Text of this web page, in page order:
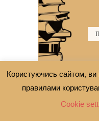
Користуючись сайтом,
правилами
Cookie